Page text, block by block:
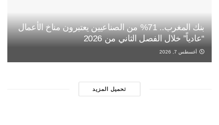
بنك المغرب.. 71% من الصناعيين يعتبرون مناخ الأعمال
“عادياً” خلال الفصل الثاني من 2026
أغسطس 7, 2026
تحميل المزيد